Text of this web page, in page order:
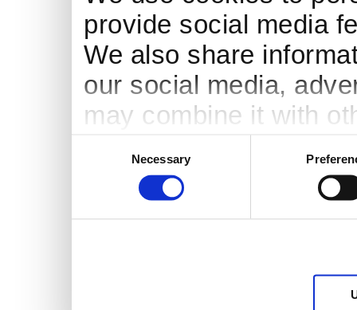
provide social media
We also share
our social media,
may combine it with
services.
Necessary